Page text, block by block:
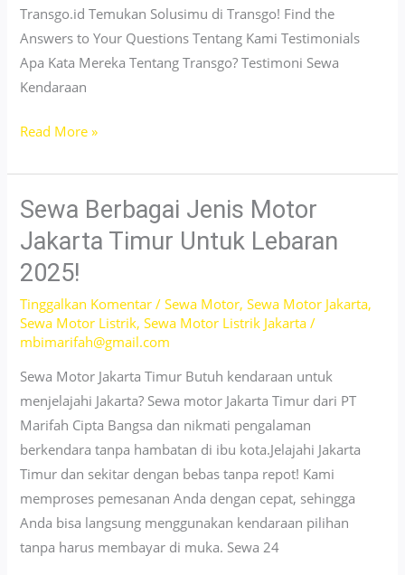
Transgo.id Temukan Solusimu di Transgo! Find the
Answers to Your Questions Tentang Kami Testimonials
Apa Kata Mereka Tentang Transgo? Testimoni Sewa
Kendaraan
Sewa
Listrik
Kramat
Jati
–
Proses
Cepat
Tanpa
Ribet
Read More »
Sewa Berbagai Jenis Motor
Jakarta Timur Untuk Lebaran
2025!
Tinggalkan Komentar /Sewa Motor,Sewa Motor Jakarta,
Sewa Motor Listrik,Sewa Motor Listrik Jakarta /
mbimarifah@gmail.com
Sewa Motor Jakarta Timur Butuh kendaraan untuk
menjelajahi Jakarta? Sewa motor Jakarta Timur dari PT
Marifah Cipta Bangsa dan nikmati pengalaman
berkendara tanpa hambatan di ibu kota.Jelajahi Jakarta
Timur dan sekitar dengan bebas tanpa repot! Kami
memproses pemesanan Anda dengan cepat, sehingga
Anda bisa langsung menggunakan kendaraan pilihan
tanpa harus membayar di muka. Sewa 24